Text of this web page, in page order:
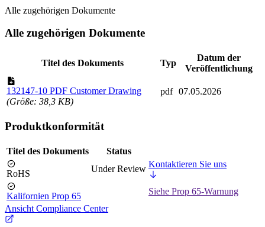
Alle zugehörigen Dokumente
Alle zugehörigen Dokumente
Titel des Dokuments Typ
Datum der
Veröffentlichung
132147-10 PDF Customer Drawing
(Größe: 38,3 KB)
pdf 07.05.2026
Produktkonformität
Titel des Dokuments Status
RoHS Under Review Kontaktieren Sie uns
Kalifornien Prop 65
Siehe Prop 65-Warnung
Ansicht Compliance Center